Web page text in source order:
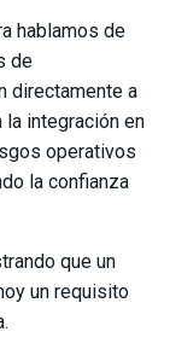
hablamos de
de
directamente a
la integración en
operativos
la confianza
que un
un requisito